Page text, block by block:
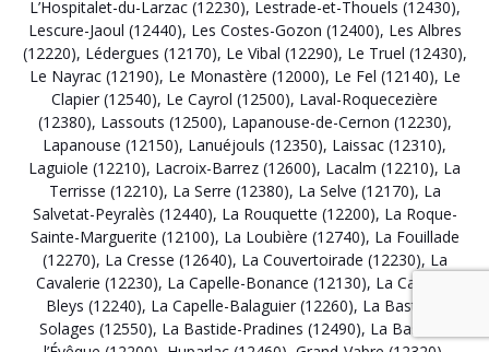
L’Hospitalet-du-Larzac (12230), Lestrade-et-Thouels (12430),
Lescure-Jaoul (12440), Les Costes-Gozon (12400), Les Albres
(12220), Lédergues (12170), Le Vibal (12290), Le Truel (12430),
Le Nayrac (12190), Le Monastère (12000), Le Fel (12140), Le
Clapier (12540), Le Cayrol (12500), Laval-Roquecezière
(12380), Lassouts (12500), Lapanouse-de-Cernon (12230),
Lapanouse (12150), Lanuéjouls (12350), Laissac (12310),
Laguiole (12210), Lacroix-Barrez (12600), Lacalm (12210), La
Terrisse (12210), La Serre (12380), La Selve (12170), La
Salvetat-Peyralès (12440), La Rouquette (12200), La Roque-
Sainte-Marguerite (12100), La Loubière (12740), La Fouillade
(12270), La Cresse (12640), La Couvertoirade (12230), La
Cavalerie (12230), La Capelle-Bonance (12130), La Capelle-
Bleys (12240), La Capelle-Balaguier (12260), La Bastide-
Solages (12550), La Bastide-Pradines (12490), La Bastide-